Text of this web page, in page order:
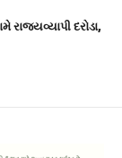
રાજ્યવ્યાપી દરોડા,